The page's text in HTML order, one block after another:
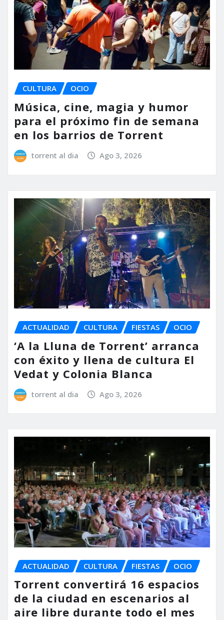
CULTURA OCIO
Música, cine, magia y humor
para el próximo fin de semana
en los barrios de Torrent
torrent al dia Ago 3, 2026
ACTUALIDAD CULTURA FIESTAS OCIO
‘A la Lluna de Torrent’ arranca
con éxito y llena de cultura El
Vedat y Colonia Blanca
torrent al dia Ago 3, 2026
ACTUALIDAD CULTURA FIESTAS OCIO
Torrent convertirá 16 espacios
de la ciudad en escenarios al
aire libre durante todo el mes